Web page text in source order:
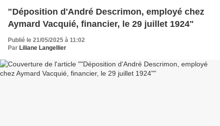
"Déposition d'André Descrimon, employé chez
Aymard Vacquié, financier, le 29 juillet 1924"
Publié le 21/05/2025 à 11:02
Par Liliane Langellier